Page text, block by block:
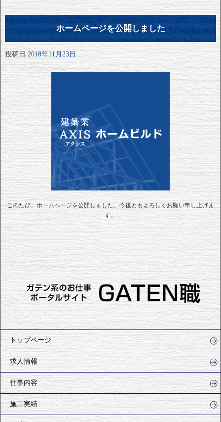
ホームページを公開しました
投稿日 2018年11月23日
このたび、ホームページを公開しました。今後ともよろしくお願い申し上げま
す。
トップページ
求人情報
仕事内容
施工実績